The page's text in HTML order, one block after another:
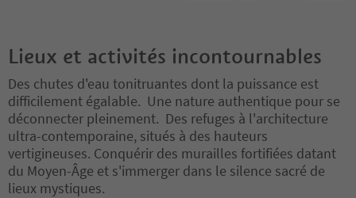
Lieux et activités incontournables
Des chutes d'eau tonitruantes dont la puissance est
difficilement égalable. Une nature authentique pour se
déconnecter pleinement. Des refuges à l'architecture
ultra-contemporaine, situés à des hauteurs
vertigineuses. Conquérir des murailles fortifiées datant
du Moyen-Âge et s'immerger dans le silence sacré de
lieux mystiques.